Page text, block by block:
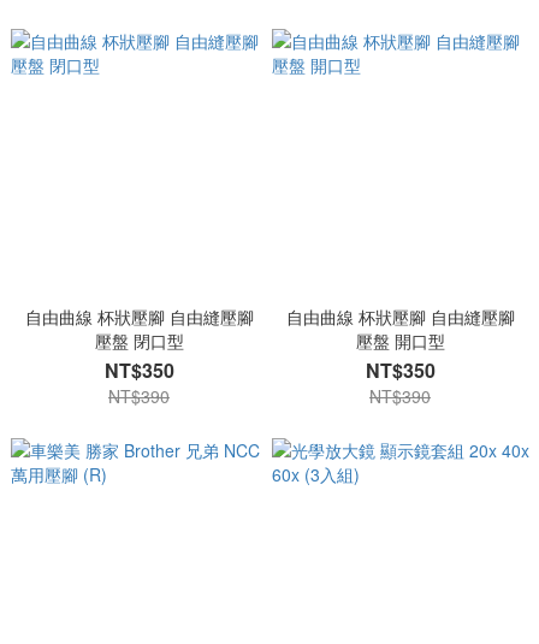
自由曲線 杯狀壓腳 自由縫壓腳
壓盤 閉口型
NT$350
NT$390
自由曲線 杯狀壓腳 自由縫壓腳
壓盤 開口型
NT$350
NT$390